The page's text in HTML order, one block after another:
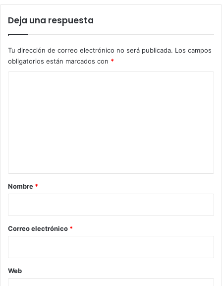
Deja una respuesta
Tu dirección de correo electrónico no será publicada. Los campos
obligatorios están marcados con *
r
*
Nombre *
Correo electrónico *
Web